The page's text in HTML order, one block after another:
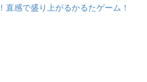
直感で盛り上がるかるたゲーム！